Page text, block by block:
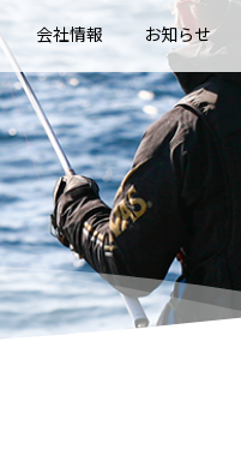
会社情報 お知らせ